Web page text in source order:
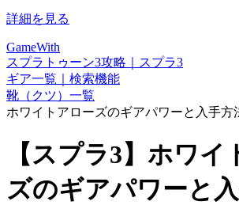
詳細を見る
GameWith
スプラトゥーン3攻略｜スプラ3
ギア一覧｜検索機能
靴（クツ）一覧
ホワイトアローズのギアパワーと入手方
【スプラ3】ホワイ
ズのギアパワーと